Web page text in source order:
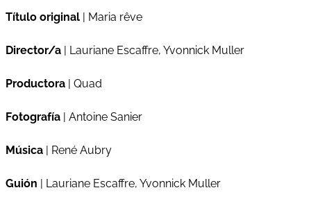
Título original | Maria rêve
Director/a | Lauriane Escaffre, Yvonnick Muller
Productora | Quad
Fotografía | Antoine Sanier
Música | René Aubry
Guión | Lauriane Escaffre, Yvonnick Muller